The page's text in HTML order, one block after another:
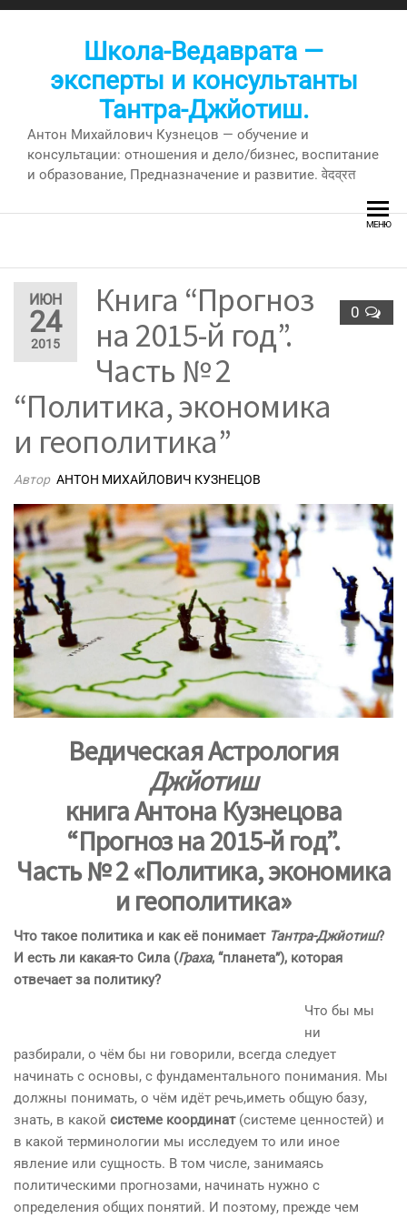
Перейти
Школа-Ведаврата —
эксперты и консультанты
Тантра-Джйотиш.
Антон Михайлович Кузнецов — обучение и
консультации: отношения и дело/бизнес, воспитание
и образование, Предназначение и развитие. वेदव्रत
МЕНЮ
ИЮН
24
2015
0
Книга “Прогноз
на 2015-й год”.
Часть № 2
“Политика, экономика
и геополитика”
Автор АНТОН МИХАЙЛОВИЧ КУЗНЕЦОВ
Ведическая Астрология
Джйотиш
книга Антона Кузнецова
“Прогноз на 2015-й год”.
Часть № 2 «Политика, экономика
и геополитика»
Что такое политика и как её понимает Тантра-Джйотиш?
И есть ли какая-то Сила (Граха, “планета”), которая
отвечает за политику?
Что бы мы
ни
разбирали, о чём бы ни говорили, всегда следует
начинать с основы, с фундаментального понимания. Мы
должны понимать, о чём идёт речь,иметь общую базу,
знать, в какой системе координат(системе ценностей) и
в какой терминологии мы исследуем то или иное
явление или сущность. В том числе, занимаясь
политическими прогнозами, начинать нужно с
определения общих понятий. И поэтому, прежде чем